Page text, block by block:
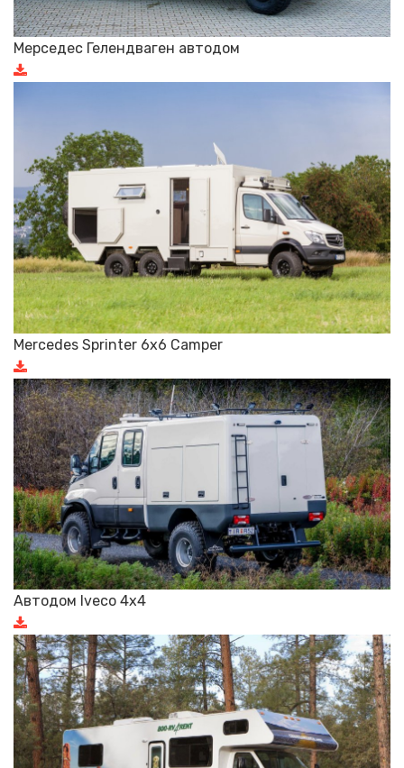
Мерседес Гелендваген автодом
Mercedes Sprinter 6x6 Camper
Автодом Iveco 4x4